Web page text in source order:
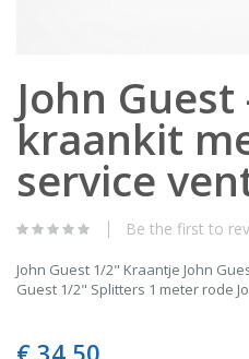
to
the
beginning
of
the
images
gallery
John Guest
kraankit
service
Be the first to
John Guest 1/2" Kraantje John
Guest 1/2" Splitters 1 meter rode